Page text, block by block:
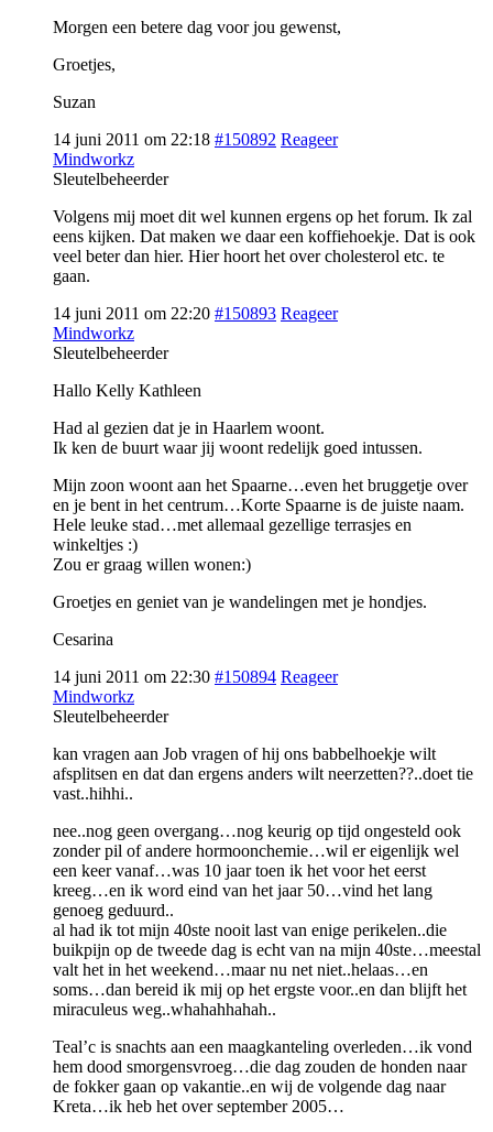
Morgen een betere dag voor jou gewenst,
Groetjes,
Suzan
14 juni 2011 om 22:18 #150892 Reageer
Mindworkz
Sleutelbeheerder
Volgens mij moet dit wel kunnen ergens op het forum. Ik zal
eens kijken. Dat maken we daar een koffiehoekje. Dat is ook
veel beter dan hier. Hier hoort het over cholesterol etc. te
gaan.
14 juni 2011 om 22:20 #150893 Reageer
Mindworkz
Sleutelbeheerder
Hallo Kelly Kathleen
Had al gezien dat je in Haarlem woont.
Ik ken de buurt waar jij woont redelijk goed intussen.
Mijn zoon woont aan het Spaarne…even het bruggetje over
en je bent in het centrum…Korte Spaarne is de juiste naam.
Hele leuke stad…met allemaal gezellige terrasjes en
winkeltjes :)
Zou er graag willen wonen:)
Groetjes en geniet van je wandelingen met je hondjes.
Cesarina
14 juni 2011 om 22:30 #150894 Reageer
Mindworkz
Sleutelbeheerder
kan vragen aan Job vragen of hij ons babbelhoekje wilt
afsplitsen en dat dan ergens anders wilt neerzetten??..doet tie
vast..hihhi..
nee..nog geen overgang…nog keurig op tijd ongesteld ook
zonder pil of andere hormoonchemie…wil er eigenlijk wel
een keer vanaf…was 10 jaar toen ik het voor het eerst
kreeg…en ik word eind van het jaar 50…vind het lang
genoeg geduurd..
al had ik tot mijn 40ste nooit last van enige perikelen..die
buikpijn op de tweede dag is echt van na mijn 40ste…meestal
valt het in het weekend…maar nu net niet..helaas…en
soms…dan bereid ik mij op het ergste voor..en dan blijft het
miraculeus weg..whahahhahah..
Teal’c is snachts aan een maagkanteling overleden…ik vond
hem dood smorgensvroeg…die dag zouden de honden naar
de fokker gaan op vakantie..en wij de volgende dag naar
Kreta…ik heb het over september 2005…